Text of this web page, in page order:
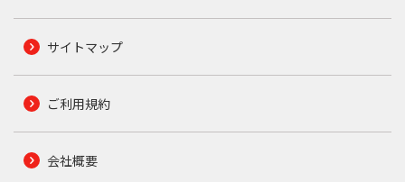
サイトマップ
ご利用規約
会社概要